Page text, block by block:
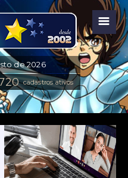
☰
cadastros ativos